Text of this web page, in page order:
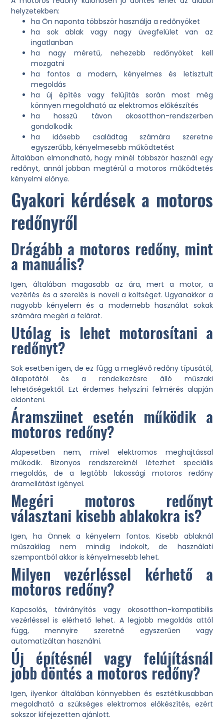
helyzetekben:
ha Ön naponta többször használja a redőnyöket
ha sok ablak vagy nagy üvegfelület van az
ingatlanban
ha nagy méretű, nehezebb redőnyöket kell
mozgatni
ha fontos a modern, kényelmes és letisztult
megoldás
ha új építés vagy felújítás során most még
könnyen megoldható az elektromos előkészítés
ha hosszú távon okosotthon-rendszerben
gondolkodik
ha idősebb családtag számára szeretne
egyszerűbb, kényelmesebb működtetést
Általában elmondható, hogy minél többször használ egy
redőnyt, annál jobban megtérül a motoros működtetés
kényelmi előnye.
Gyakori kérdések a motoros
redőnyről
Drágább a motoros redőny, mint
a manuális?
Igen, általában magasabb az ára, mert a motor, a
vezérlés és a szerelés is növeli a költséget. Ugyanakkor a
nagyobb kényelem és a modernebb használat sokak
számára megéri a felárat.
Utólag is lehet motorosítani a
redőnyt?
Sok esetben igen, de ez függ a meglévő redőny típusától,
állapotától és a rendelkezésre álló műszaki
lehetőségektől. Ezt érdemes helyszíni felmérés alapján
eldönteni.
Áramszünet esetén működik a
motoros redőny?
Alapesetben nem, mivel elektromos meghajtással
működik. Bizonyos rendszereknél létezhet speciális
megoldás, de a legtöbb lakossági motoros redőny
áramellátást igényel.
Megéri motoros redőnyt
választani kisebb ablakokra is?
Igen, ha Önnek a kényelem fontos. Kisebb ablaknál
műszakilag nem mindig indokolt, de használati
szempontból akkor is kényelmesebb lehet.
Milyen vezérléssel kérhető a
motoros redőny?
Kapcsolós, távirányítós vagy okosotthon-kompatibilis
vezérléssel is elérhető lehet. A legjobb megoldás attól
függ, mennyire szeretné egyszerűen vagy
automatizáltan használni.
Új építésnél vagy felújításnál
jobb döntés a motoros redőny?
Igen, ilyenkor általában könnyebben és esztétikusabban
megoldható a szükséges elektromos előkészítés, ezért
sokszor kifejezetten ajánlott.